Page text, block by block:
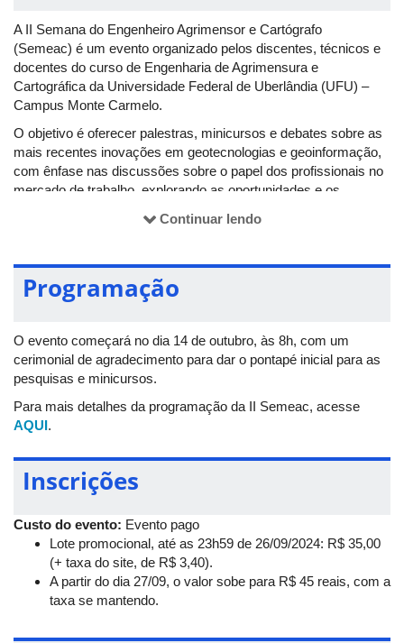
A II Semana do Engenheiro Agrimensor e Cartógrafo
(Semeac) é um evento organizado pelos discentes, técnicos e
docentes do curso de Engenharia de Agrimensura e
Cartográfica da Universidade Federal de Uberlândia (UFU) –
Campus Monte Carmelo.
O objetivo é oferecer palestras, minicursos e debates sobre as
mais recentes inovações em geotecnologias e geoinformação,
com ênfase nas discussões sobre o papel dos profissionais no
mercado de trabalho, explorando as oportunidades e os
outubro, reunindo os principais profissionais, acadêmicos e
entusiastas da Engenharia de Agrimensura e Cartográfica para
Continuar lendo
Programação
O evento começará no dia 14 de outubro, às 8h, com um
cerimonial de agradecimento para dar o pontapé inicial para as
pesquisas e minicursos.
Para mais detalhes da programação da II Semeac, acesse
AQUI.
Inscrições
Custo do evento: Evento pago
Lote promocional, até as 23h59 de 26/09/2024: R$ 35,00
(+ taxa do site, de R$ 3,40).
A partir do dia 27/09, o valor sobe para R$ 45 reais, com a
taxa se mantendo.